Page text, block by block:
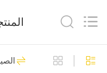
بيت
PACKAGING
MATERIALS
Rights
235